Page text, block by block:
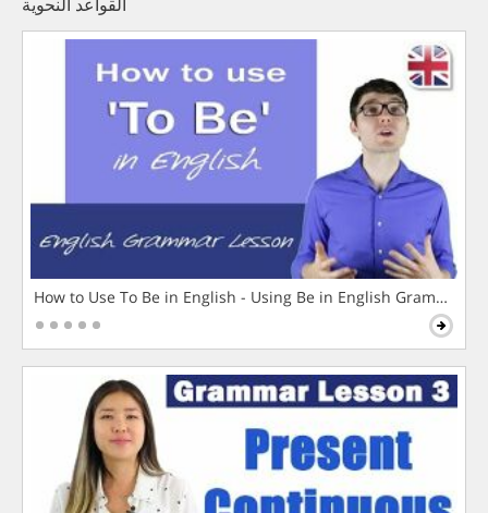
How to Use To Be in English - Using Be in English Grammar